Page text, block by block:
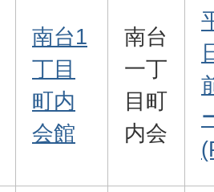
南台1
丁目
町内
会館
南台
一丁
目町
内会